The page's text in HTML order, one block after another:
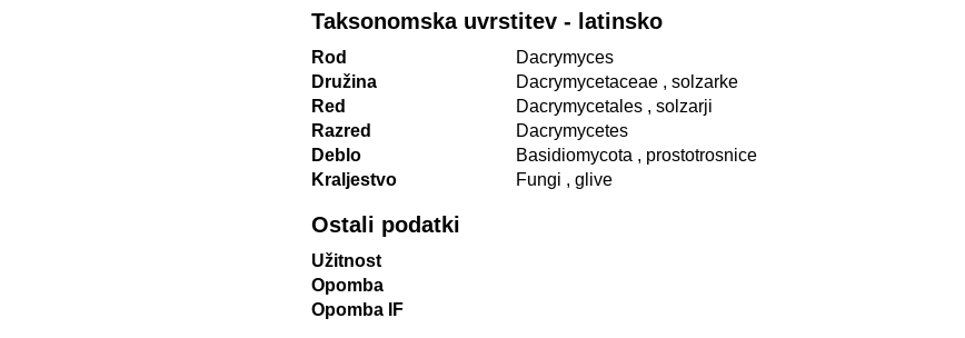
Taksonomska uvrstitev - latinsko
Rod
Dacrymyces
Družina
Dacrymycetaceae , solzarke
Red
Dacrymycetales , solzarji
Razred
Dacrymycetes
Deblo
Basidiomycota , prostotrosnice
Kraljestvo
Fungi , glive
Ostali podatki
Užitnost
Opomba
Opomba IF